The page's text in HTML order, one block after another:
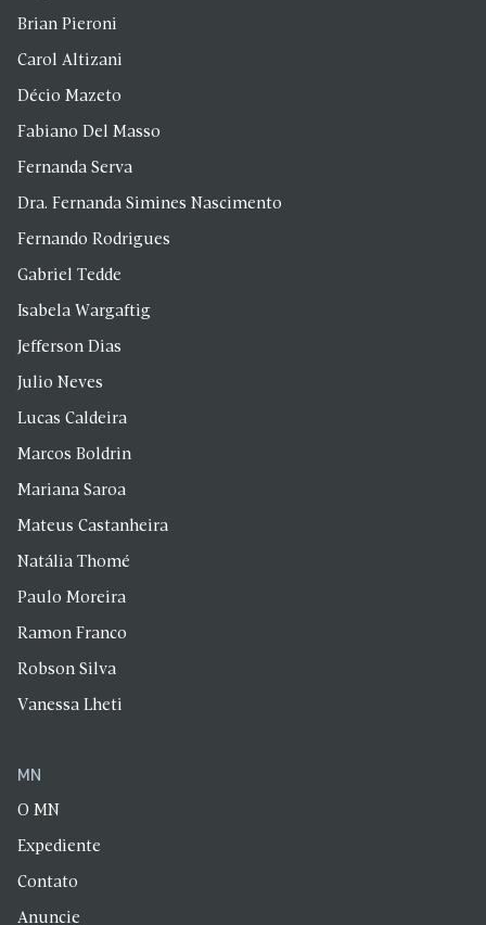
Brian Pieroni
Carol Altizani
Décio Mazeto
Fabiano Del Masso
Fernanda Serva
Dra. Fernanda Simines Nascimento
Fernando Rodrigues
Gabriel Tedde
Isabela Wargaftig
Jefferson Dias
Julio Neves
Lucas Caldeira
Marcos Boldrin
Mariana Saroa
Mateus Castanheira
Natália Thomé
Paulo Moreira
Ramon Franco
Robson Silva
Vanessa Lheti
MN
O MN
Expediente
Contato
Anuncie